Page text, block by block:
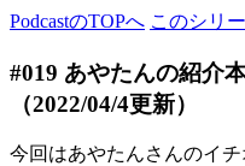
PodcastのTOPへ このシリ
#019 あやたんの紹介
（2022/04/4更新）
今回はあやたんさんのイ